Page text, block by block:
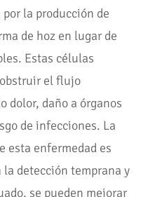
la producción de
de hoz en lugar de
Estas células
el flujo
dolor, daño a órganos
de infecciones. La
esta enfermedad es
la detección temprana y
se pueden mejorar